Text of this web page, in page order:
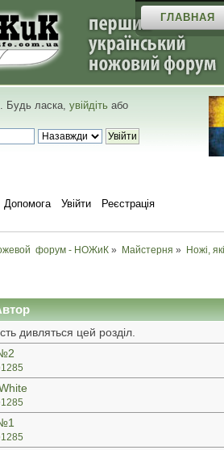
ГЛАВНАЯ
. Будь ласка, увійдіть або
Допомога Увійти Реєстрація
форум - НОЖиК » Майстерня » Ножі,
дивляться цей розділ.